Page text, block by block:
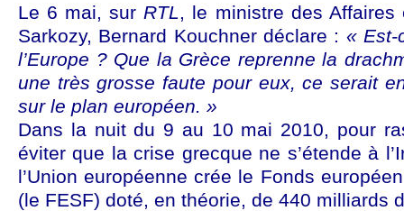
Le 6 mai, sur RTL, le ministre des Affaires
Sarkozy, Bernard Kouchner déclare : « Est-
l’Europe ? Que la Grèce reprenne la
une très grosse faute pour eux, ce serait
sur le plan européen. »
Dans la nuit du 9 au 10 mai 2010, pour
éviter que la crise grecque ne s’étende à
l’Union européenne crée le Fonds
(le FESF) doté, en théorie, de 440 milliards